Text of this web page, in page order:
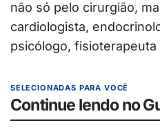
não só pelo cirurgião,
cardiologista,
psicólogo,
SELECIONADAS PARA VOCÊ
Continue lendo no